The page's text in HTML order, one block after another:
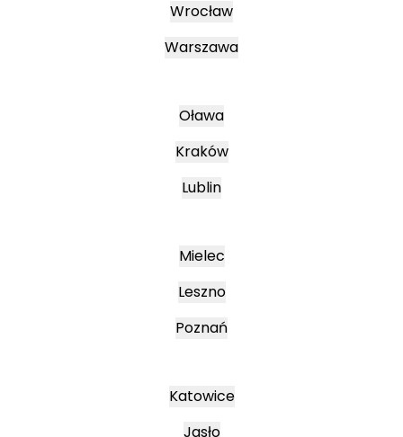
Wrocław
Warszawa
Oława
Kraków
Lublin
Mielec
Leszno
Poznań
Katowice
Jasło